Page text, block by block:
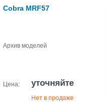
Cobra MRF57
Архив моделей
Цена: уточняйте
Нет в продаже